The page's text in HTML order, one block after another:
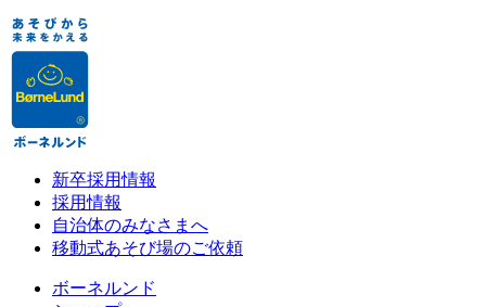
新卒採用情報
採用情報
自治体のみなさまへ
移動式あそび場のご依頼
ボーネルンド